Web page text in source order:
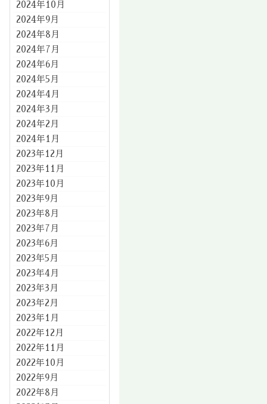
2024年10月
2024年9月
2024年8月
2024年7月
2024年6月
2024年5月
2024年4月
2024年3月
2024年2月
2024年1月
2023年12月
2023年11月
2023年10月
2023年9月
2023年8月
2023年7月
2023年6月
2023年5月
2023年4月
2023年3月
2023年2月
2023年1月
2022年12月
2022年11月
2022年10月
2022年9月
2022年8月